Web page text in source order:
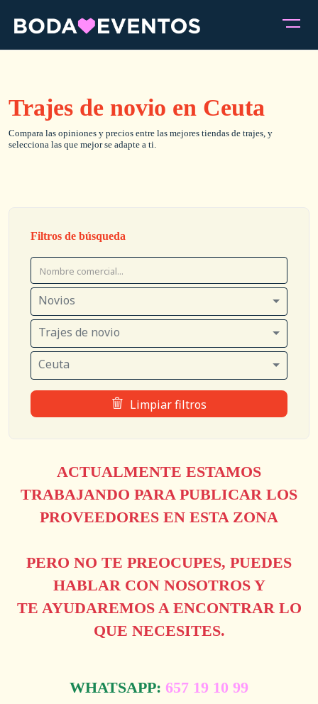
Trajes de novio en Ceuta
Compara las opiniones y precios entre las mejores tiendas de trajes, y
selecciona las que mejor se adapte a ti.
Filtros de búsqueda
Novios
Trajes de novio
Ceuta
Limpiar filtros
ACTUALMENTE ESTAMOS
TRABAJANDO PARA PUBLICAR LOS
PROVEEDORES EN ESTA ZONA
PERO NO TE PREOCUPES, PUEDES
HABLAR CON NOSOTROS Y
TE AYUDAREMOS A ENCONTRAR LO
QUE NECESITES.
WHATSAPP: 657 19 10 99